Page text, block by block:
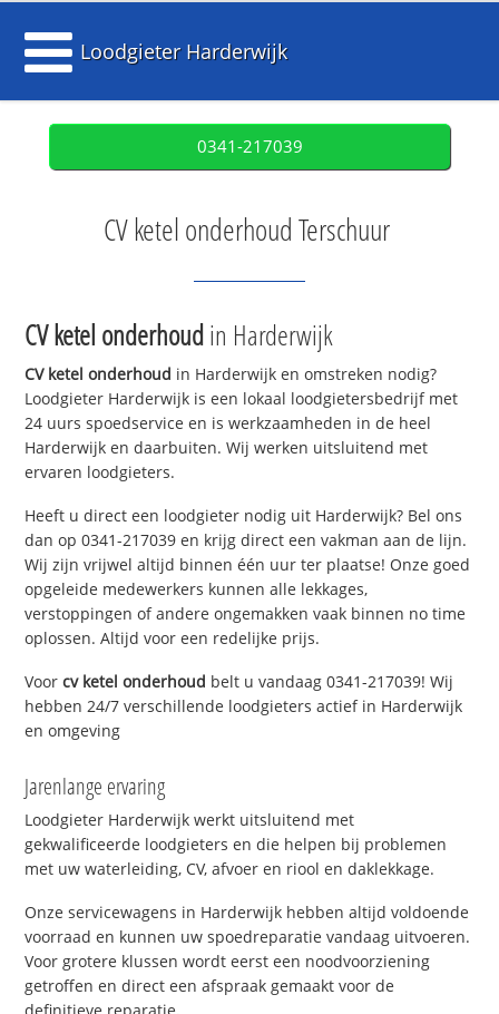
Loodgieter Harderwijk
0341-217039
CV ketel onderhoud Terschuur
CV ketel onderhoudin Harderwijk
CV ketel onderhoud in Harderwijk en omstreken nodig?
Loodgieter Harderwijk is een lokaal loodgietersbedrijf met
24 uurs spoedservice en is werkzaamheden in de heel
Harderwijk en daarbuiten. Wij werken uitsluitend met
ervaren loodgieters.
Heeft u direct een loodgieter nodig uit Harderwijk? Bel ons
dan op 0341-217039 en krijg direct een vakman aan de lijn.
Wij zijn vrijwel altijd binnen één uur ter plaatse! Onze goed
opgeleide medewerkers kunnen alle lekkages,
verstoppingen of andere ongemakken vaak binnen no time
oplossen. Altijd voor een redelijke prijs.
Voorcv ketel onderhoud belt u vandaag 0341-217039! Wij
hebben 24/7 verschillende loodgieters actief in Harderwijk
en omgeving
Jarenlange ervaring
Loodgieter Harderwijk werkt uitsluitend met
gekwalificeerde loodgieters en die helpen bij problemen
met uw waterleiding, CV, afvoer en riool en daklekkage.
Onze servicewagens in Harderwijk hebben altijd voldoende
voorraad en kunnen uw spoedreparatie vandaag uitvoeren.
Voor grotere klussen wordt eerst een noodvoorziening
getroffen en direct een afspraak gemaakt voor de
definitieve reparatie.